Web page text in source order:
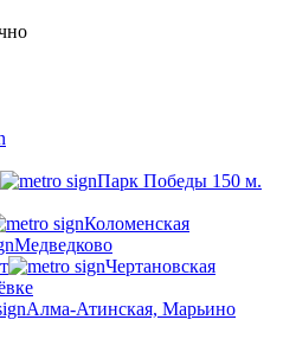
Парк Победы 150 м.
Коломенская
Медведково
Чертановская
Алма-Атинская, Марьино